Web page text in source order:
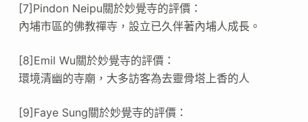
[7]Pindon Neipu關於妙覺寺的評價：
內埔市區的佛教禪寺，設立已久伴著內埔人成長。
[8]Emil Wu關於妙覺寺的評價：
環境清幽的寺廟，大多訪客為去靈骨塔上香的人
[9]Faye Sung關於妙覺寺的評價：